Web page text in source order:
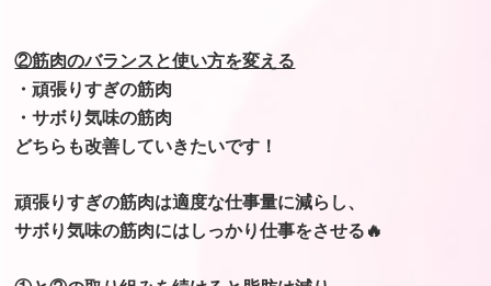
②筋肉のバランスと使い方を変える
・頑張りすぎの筋肉
・サボり気味の筋肉
どちらも改善していきたいです！
頑張りすぎの筋肉は適度な仕事量に減らし、
サボり気味の筋肉にはしっかり仕事をさせる🔥